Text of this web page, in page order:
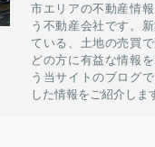
市エリアの不動産情
う不動産会社です。
ている、土地の売買
どの方に有益な情報
う当サイトのブログ
した情報をご紹介しま